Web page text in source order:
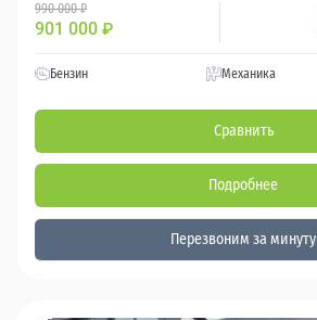
990 000 ₽
901 000 ₽
Бензин Механика
Сравнить
Подробнее
Перезвоним за минуту